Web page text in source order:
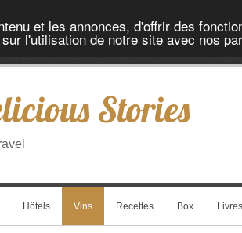
et les annonces, d'offrir des
l'utilisation de notre site avec nos
Stories
Hôtels Vins Recettes Box Livres